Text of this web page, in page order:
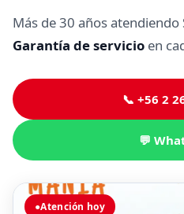
Más de 30 años atendiendo
Garantía de servicio en
📞 +56 2
💬
●Atención hoy